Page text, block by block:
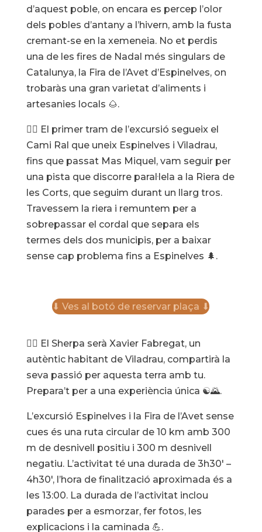
d’aquest poble, on encara es percep l’olor
dels pobles d’antany a l’hivern, amb la fusta
cremant-se en la xemeneia. No et perdis
una de les fires de Nadal més singulars de
Catalunya, la Fira de l’Avet d’Espinelves, on
trobaràs una gran varietat d’aliments i
artesanies locals 🌰.
🚶‍♂️ El primer tram de l’excursió segueix el
Cami Ral que uneix Espinelves i Viladrau,
fins que passat Mas Miquel, vam seguir per
una pista que discorre paral·lela a la Riera de
les Corts, que seguim durant un llarg tros.
Travessem la riera i remuntem per a
sobrepassar el cordal que separa els
termes dels dos municipis, per a baixar
sense cap problema fins a Espinelves 🌲.
⬇ Ves al botó de reservar plaça ⬇
🚶‍♂️ El Sherpa serà Xavier Fabregat, un
autèntic habitant de Viladrau, compartirà la
seva passió per aquesta terra amb tu.
Prepara’t per a una experiència única ☯🌄.
L’excursió Espinelves i la Fira de l’Avet sense
cues és una ruta circular de 10 km amb 300
m de desnivell positiu i 300 m desnivell
negatiu. L’activitat té una durada de 3h30′ –
4h30′, l’hora de finalització aproximada és a
les 13:00. La durada de l’activitat inclou
parades per a esmorzar, fer fotos, les
explicacions i la caminada 💪.